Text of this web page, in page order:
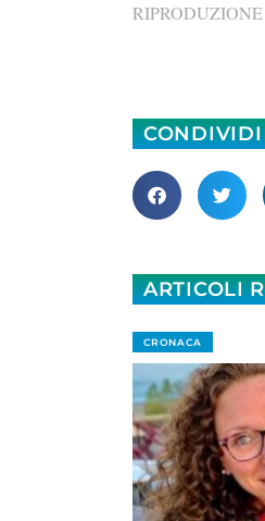
CONDIVIDI
ARTICOLI
CRONACA